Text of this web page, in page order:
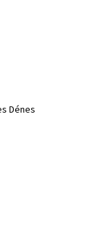
Dénes